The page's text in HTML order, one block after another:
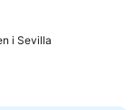
i Sevilla